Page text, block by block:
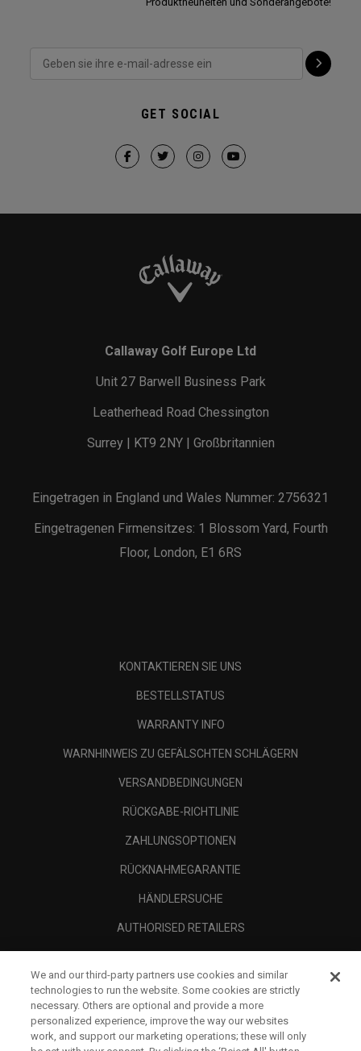
GET SOCIAL
Callaway Golf Europe Ltd
Unit 27 Barwell Business Park
Leatherhead Road Chessington
Surrey | KT9 2NY | Großbritannien
Eingetragen in England und Wales Nummer: 2756321
Eingetragenen Firmensitzes: 1 Blossom Yard, Fourth
Floor, London, E1 6RS
KONTAKTIEREN SIE UNS
BESTELLSTATUS
WARRANTY INFO
WARNHINWEIS ZU GEFÄLSCHTEN SCHLÄGERN
VERSANDBEDINGUNGEN
RÜCKGABE-RICHTLINIE
ZAHLUNGSOPTIONEN
RÜCKNAHMEGARANTIE
HÄNDLERSUCHE
AUTHORISED RETAILERS
UNTERNEHMENSPROFIL
RECHTLICHES-
We and our third-party partners use cookies and similar
technologies to run the website. Some cookies are strictly
necessary. Others are optional and provide a more
personalized experience, improve the way our websites
work, and support our marketing operations; these will only